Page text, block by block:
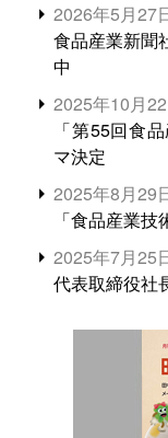
2026年5月27
食品産業新聞
中
2025年10月
「第55回食
マ決定
2025年8月29
「食品産業
2025年7月25
代表取締役社